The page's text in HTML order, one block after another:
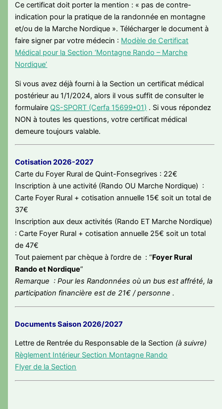
Ce certificat doit porter la mention : « pas de contre-
indication pour la pratique de la randonnée en montagne
et/ou de la Marche Nordique ». Télécharger le document à
faire signer par votre médecin : Modèle de Certificat
Médical pour la Section ‘Montagne Rando – Marche
Nordique’
Si vous avez déjà fourni à la Section un certificat médical
postérieur au 1/1/2024, alors il vous suffit de consulter le
formulaire QS-SPORT (Cerfa 15699*01) . Si vous répondez
NON à toutes les questions, votre certificat médical
demeure toujours valable.
Cotisation 2026-2027
Carte du Foyer Rural de Quint-Fonsegrives : 22€
Inscription à une activité (Rando OU Marche Nordique) :
Carte Foyer Rural + cotisation annuelle 15€ soit un total de
37€
Inscription aux deux activités (Rando ET Marche Nordique)
: Carte Foyer Rural + cotisation annuelle 25€ soit un total
de 47€
Tout paiement par chèque à l’ordre de : “Foyer Rural
Rando et Nordique”
Remarque : Pour les Randonnées où un bus est affrété, la
participation financière est de 21€ / personne .
Documents Saison 2026/2027
Lettre de Rentrée du Responsable de la Section (à suivre)
Règlement Intérieur Section Montagne Rando
Flyer de la Section